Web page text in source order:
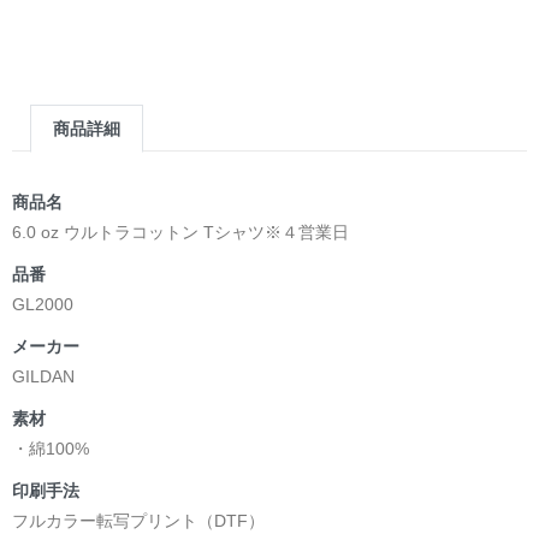
[主人公である小説家の遺作]を絵本化。
＜小説/絵本版＞ 凛々風猛 -ririkazetakeru
英語版: https://amzn.asia/d/8u7Cebe
＿＿＿＿＿＿＿＿＿＿＿＿＿＿＿＿＿＿＿＿＿＿
＜著者: 絵本/挿画作成＞ 凛々風 猛 -リリカゼタケル
日本語版: https://amzn.asia/d/8oNk92Q
<デザイン画集&グッズカタログ>
小説 [弛まぬ言霊]
挿画&グッズカタログ <デザイン画集:BEST版>
商品詳細
商品名
6.0 oz ウルトラコットン Tシャツ※４営業日
品番
GL2000
メーカー
GILDAN
素材
・綿100%
印刷手法
フルカラー転写プリント（DTF）